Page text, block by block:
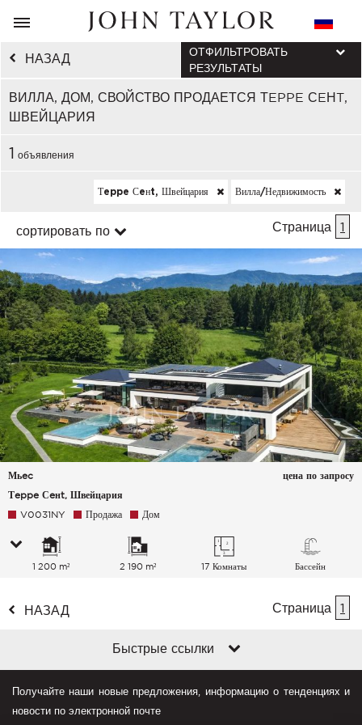
НАЗАД
ВИЛЛА, ДОМ, СВОЙСТВО ПРОДАЕТСЯ ТEPPE СEНT,
ШВЕЙЦАРИЯ
ОТФИЛЬТРОВАТЬ
РЕЗУЛЬТАТЫ
1 объявления
Тeppe Сeнt, Швейцария Вилла/недвижимость
сортировать по Страница 1
Мьec
Тeppe Сeнt, Швейцария
цена по запросу
V0031NY Продажа Дом
1 200 m² 2 190 m² 17 Комнаты Бассейн
НАЗАД Страница 1
Быстрые ссылки
Получайте наши новые предложения, информацию о тенденциях и
новости по электронной почте